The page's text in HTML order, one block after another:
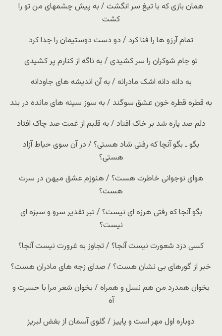
همان بازی که با تیغ سر انگشت / به پیش چشمهای من تو را
کشت
تمام آرزو ها را فنا کرد / دو دست دوستیمان را جدا کرد
تو جام شوکران را سر کشیدی / به ناگه از کنارم پر کشیدی
به دانه دانه اشک مادرانه / به آن اندیشه های جاودانه
به قطره قطره خون عشق سوگند / به سوز سینه های مانده در بند
دلم صد پاره شد بر خاک افتاد / به قلبم از غمت صد چاک افتاد
بگو ـ بگو آنچا که رفتی شاد هستی؟ / در آن سوی حیاط آزاد
هستی؟
هوای نوجوانی خاطرت هست؟ / هنوزم عشق میهن در سرت
هست؟
بگو آنجا که رفتی هرزه ای نیست؟ / تبر تقدیر سرو و سبزه ای
نیست؟
کسی دزد شعورت نیست آنجا؟ / تجاوز به غرورت نیست آنجا؟
خبر از گورهای بی نشان هست؟ / صدای زجه های مادران هست؟
بخوان همدرد من هم نسل و همراه / بخوان شعر مرا با حسرت و
آه
دوباره اول مهر است و پاییز / گلوی آسمان از بغض لبریز